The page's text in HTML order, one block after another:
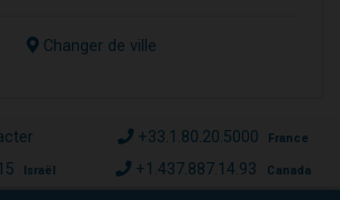
Changer de ville
+33.1.80.20.5000 France
Israël +1.437.887.14.93 Canada